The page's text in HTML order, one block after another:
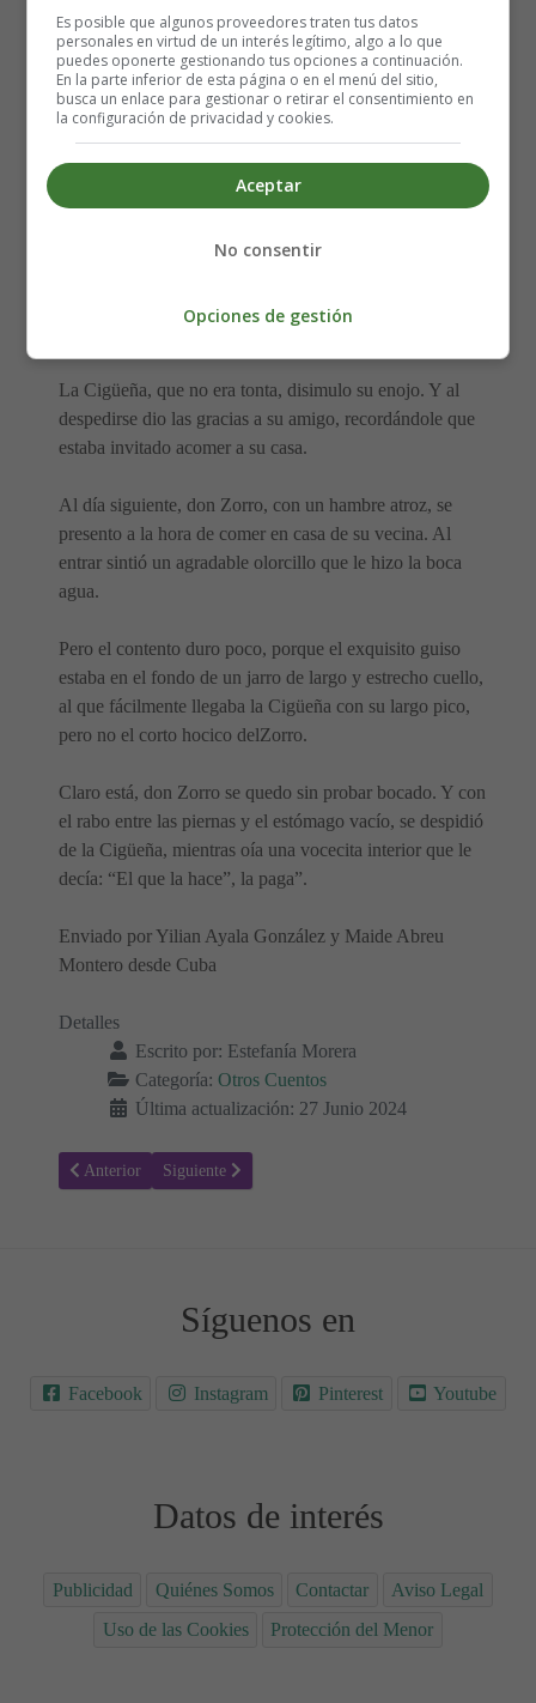
La recibió con gran entusiasmo y la hizo pasar al
comedor. Tras charlar un rato se dispusieron a comer.
Pero don Zorro era muy aficionado a las bromas y se
propuso gastarle una a su invitada. Preparó una exquisita
sopa de marisco y la sirvió en dos platos llanos.
La pobre Cigüeña, con su largo pico no podía comer un
risitas, se zampaba el caldo con grandes lametones.
La Cigüeña, que no era tonta, disimulo su enojo. Y al
despedirse dio las gracias a su amigo, recordándole que
estaba invitado acomer a su casa.
Al día siguiente, don Zorro, con un hambre atroz, se
presento a la hora de comer en casa de su vecina. Al
entrar sintió un agradable olorcillo que le hizo la boca
agua.
Pero el contento duro poco, porque el exquisito guiso
estaba en el fondo de un jarro de largo y estrecho cuello,
al que fácilmente llegaba la Cigüeña con su largo pico,
pero no el corto hocico delZorro.
Claro está, don Zorro se quedo sin probar bocado. Y con
el rabo entre las piernas y el estómago vacío, se despidió
de la Cigüeña, mientras oía una vocecita interior que le
decía: “El que la hace”, la paga”.
Enviado por Yilian Ayala González y Maide Abreu
Montero desde Cuba
Detalles
Escrito por: Estefanía Morera
Categoría: Otros Cuentos
Última actualización: 27 Junio 2024
Artículo anterior: La jirafa Bernarda - Cuentos Alimentación
Anterior Artículo siguiente: ¿Qué Esconde el Conde? Cuentos
Siguiente
Síguenos en
Facebook Instagram Pinterest Youtube
Datos de interés
Publicidad Quiénes Somos Contactar
Aviso Legal
Uso de las Cookies
Protección del Menor
Es posible que algunos proveedores traten tus datos
personales en virtud de un interés legítimo, algo a lo que
puedes oponerte gestionando tus opciones a continuación.
En la parte inferior de esta página o en el menú del sitio,
busca un enlace para gestionar o retirar el consentimiento en
la configuración de privacidad y cookies.
Aceptar
No consentir
Opciones de gestión